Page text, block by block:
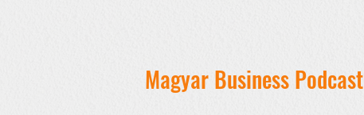
Magyar Business Podcast